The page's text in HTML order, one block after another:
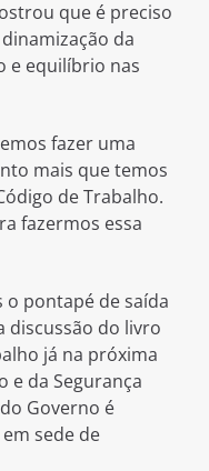
que é preciso
da
e equilíbrio nas
fazer uma
mais que temos
de Trabalho.
fazermos essa
o pontapé de saída
discussão do livro
já na próxima
e da Segurança
Governo é
sede de